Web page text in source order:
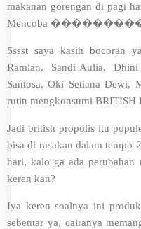
makanan gorengan di pagi
Mencoba
Sssst saya kasih bocoran
Ramlan, Sandi Aulia, Dhini
Santosa, Oki Setiana Dewi,
rutin mengkonsumi BRITISH
Jadi british propolis itu
bisa di rasakan dalam tempo
hari, kalo ga ada perubahan
keren kan?
Iya keren soalnya ini
sebentar ya, cairanya